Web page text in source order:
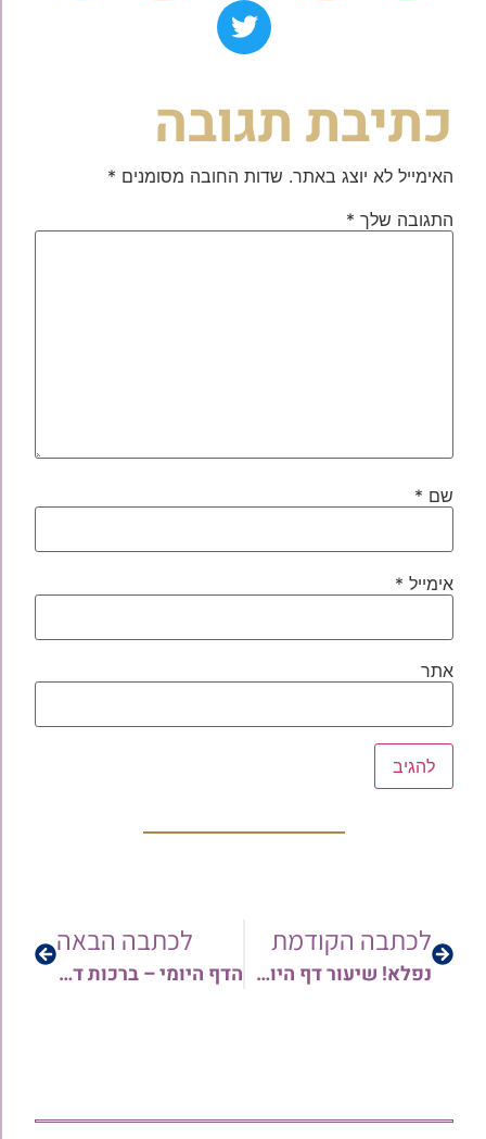
כתיבת תגובה
האימייל לא יוצג באתר. שדות החובה מסומנים *
התגובה שלך *
שם *
אימייל *
אתר
לכתבה הקודמת
נפלא! שיעור דף היומי ברכות דף כ"ו | מפי הרב גד מעוז שליט"א
לכתבה הבאה
הדף היומי – ברכות דף ל' | מפי הרב גד מעוז